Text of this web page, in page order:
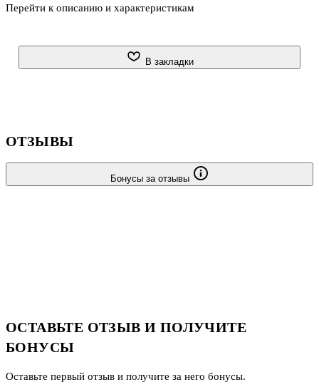
Перейти к описанию и характеристикам
В закладки
ОТЗЫВЫ
Бонусы за отзывы
ОСТАВЬТЕ ОТЗЫВ И ПОЛУЧИТЕ
БОНУСЫ
Оставьте первый отзыв и получите за него бонусы.